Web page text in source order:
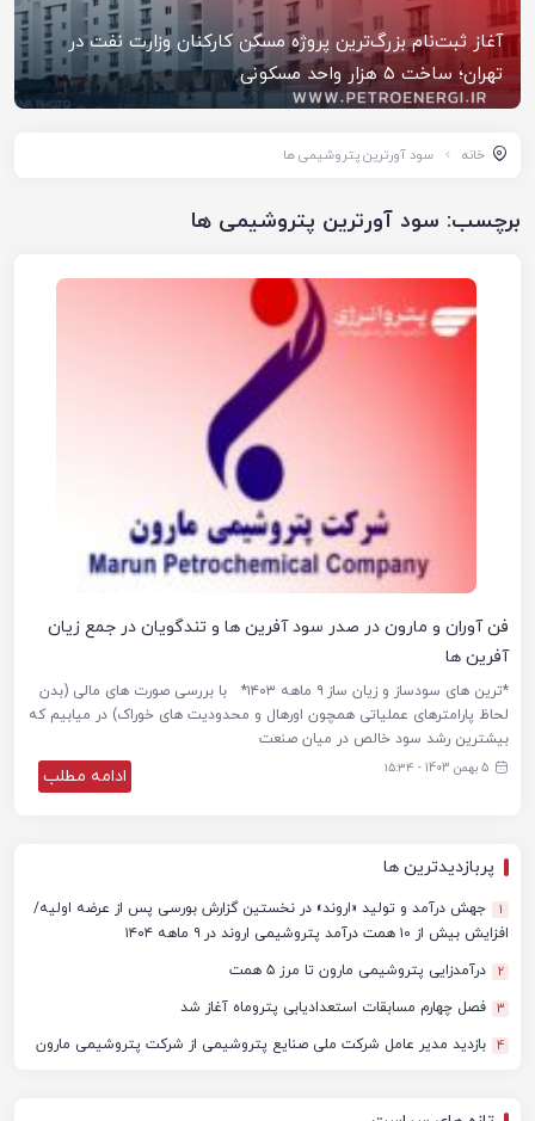
آغاز ثبت‌نام بزرگ‌ترین پروژه مسکن کارکنان وزارت نفت در
تهران؛ ساخت ۵ هزار واحد مسکونی
خانه سود آورترین پتروشیمی ها
برچسب: سود آورترین پتروشیمی ها
فن آوران و مارون در صدر سود آفرین ها و تندگویان در جمع زیان
آفرین ها
*ترین های سودساز و زیان ساز ۹ ماهه ۱۴۰۳* ‏با بررسی صورت های مالی (بدن
لحاظ پارامترهای عملیاتی همچون اورهال و محدودیت های خوراک) در میابیم که
بیشترین رشد سود خالص در میان صنعت
5 بهمن 1403 - ۱۵:۳۴ ادامه مطلب
پربازدیدترین ها
1
جهش درآمد و تولید «اروند» در نخستین گزارش بورسی پس از عرضه اولیه/
افزایش بیش از ۱۰ همت درآمد پتروشیمی اروند در ۹ ماهه ۱۴۰۴
2 درآمدزایی پتروشیمی مارون تا مرز ۵ همت
3 فصل چهارم مسابقات استعدادیابی پتروماه آغاز شد
4 بازدید مدیر عامل شرکت ملی صنایع پتروشیمی از شرکت پتروشیمی مارون